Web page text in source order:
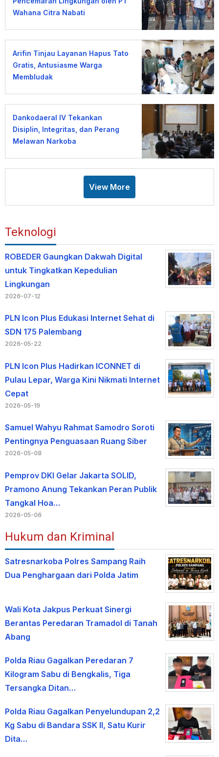
Wahana Citra Nabati
Arifin Tinjau Layanan Hapus Tato
Gratis, Antusiasme Warga
Membludak
Dankodaeral IV Tekankan
Disiplin, Integritas, dan Perang
Melawan Narkoba
View More
Teknologi
ROBEDER Gaungkan Dakwah Digital
untuk Tingkatkan Kepedulian
Lingkungan
2026-07-12
PLN Icon Plus Edukasi Internet Sehat di
SDN 175 Palembang
2026-05-22
PLN Icon Plus Hadirkan ICONNET di
Pulau Lepar, Warga Kini Nikmati Internet
Cepat
2026-05-19
Samuel Wahyu Rahmat Samodro Soroti
Pentingnya Penguasaan Ruang Siber
2026-05-08
Pemprov DKI Gelar Jakarta SOLID,
Pramono Anung Tekankan Peran Publik
Tangkal Hoa…
2026-05-06
Hukum dan Kriminal
Satresnarkoba Polres Sampang Raih
Dua Penghargaan dari Polda Jatim
Wali Kota Jakpus Perkuat Sinergi
Berantas Peredaran Tramadol di Tanah
Abang
Polda Riau Gagalkan Peredaran 7
Kilogram Sabu di Bengkalis, Tiga
Tersangka Ditan…
Polda Riau Gagalkan Penyelundupan 2,2
Kg Sabu di Bandara SSK II, Satu Kurir
Dita…